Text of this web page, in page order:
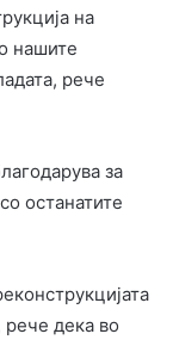
на
нашите
рече
за
останатите
дека во